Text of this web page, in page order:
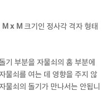
M x M 크기인 정사각 격자 형태
기 부분을 자물쇠의 홈 부분에
물쇠를 여는 데 영향을 주지 않
물쇠의 돌기가 만나서는 안됩니